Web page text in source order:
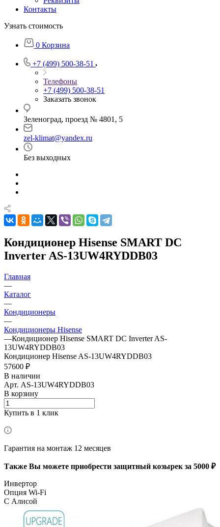
Контакты
Узнать стоимость
0 Корзина
+7 (499) 500-38-51
Телефоны
+7 (499) 500-38-51
Заказать звонок
Зеленоград, проезд № 4801, 5
zel-klimat@yandex.ru
Без выходных
Кондиционер Hisense SMART DC
Inverter AS-13UW4RYDDB03
Главная
—
Каталог
—
Кондиционеры
—
Кондиционеры Hisense
—Кондиционер Hisense SMART DC Inverter AS-
13UW4RYDDB03
Кондиционер Hisense AS-13UW4RYDDB03
57600 ₽
В наличии
Арт. AS-13UW4RYDDB03
В корзину
Купить в 1 клик
Гарантия на монтаж 12 месяцев
Также Вы можете приобрести защитный козырек за 5000 ₽
Инвертор
Опция Wi-Fi
С Алисой